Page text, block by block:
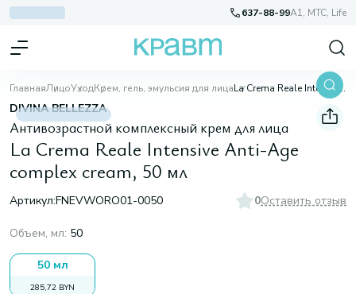
637-88-99A1, МТС, Life
ГлавнаяЛицоУходКрем, гель, эмульсия для лица La Crema Reale Intensive Anti-Age complex cream, 50 мл
DIVINA BELLEZZA
Антивозрастной комплексный крем для лица
La Crema Reale Intensive Anti-Age
complex cream, 50 мл
Артикул:FNEVWORO01-0050 0Оставить отзыв
Объем, мл: 50
50 мл
285,72 BYN